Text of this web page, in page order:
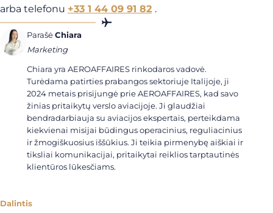
arba telefonu +33 1 44 09 91 82 .
ParašėChiara
Marketing
Chiara yra AEROAFFAIRES rinkodaros vadovė.
Turėdama patirties prabangos sektoriuje Italijoje, ji
2024 metais prisijungė prie AEROAFFAIRES, kad savo
žinias pritaikytų verslo aviacijoje. Ji glaudžiai
bendradarbiauja su aviacijos ekspertais, perteikdama
kiekvienai misijai būdingus operacinius, reguliacinius
ir žmogiškuosius iššūkius. Ji teikia pirmenybę aiškiai ir
tiksliai komunikacijai, pritaikytai reiklios tarptautinės
klientūros lūkesčiams.
Dalintis